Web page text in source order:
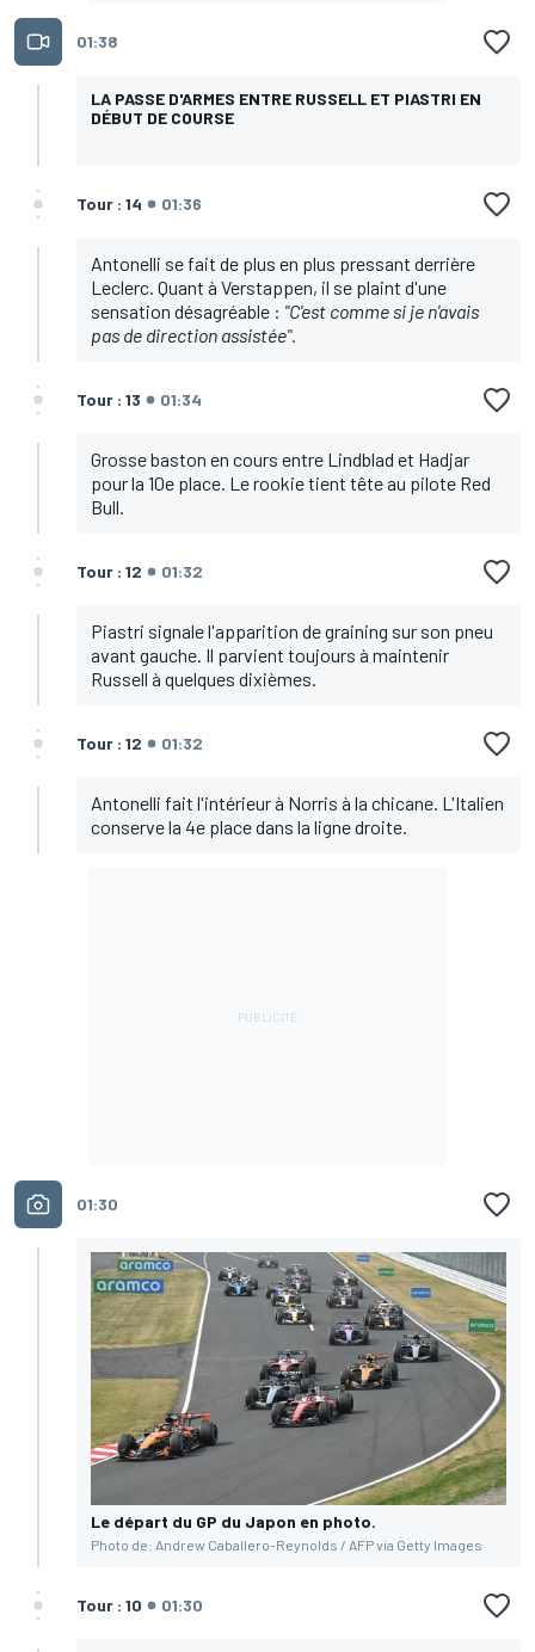
01:38
LA PASSE D'ARMES ENTRE RUSSELL ET PIASTRI EN
DÉBUT DE COURSE
Tour : 14 01:36
Antonelli se fait de plus en plus pressant derrière
Leclerc. Quant à Verstappen, il se plaint d'une
sensation désagréable : "C'est comme si je n'avais
pas de direction assistée".
Tour : 13 01:34
Grosse baston en cours entre Lindblad et Hadjar
pour la 10e place. Le rookie tient tête au pilote Red
Bull.
Tour : 12 01:32
Piastri signale l'apparition de graining sur son pneu
avant gauche. Il parvient toujours à maintenir
Russell à quelques dixièmes.
Tour : 12 01:32
Antonelli fait l'intérieur à Norris à la chicane. L'Italien
conserve la 4e place dans la ligne droite.
01:30
Le départ du GP du Japon en photo.
Photo de: Andrew Caballero-Reynolds / AFP via Getty Images
Tour : 10 01:30